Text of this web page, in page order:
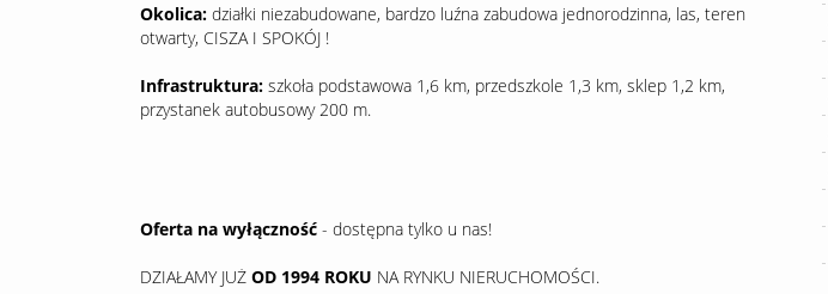
Okolica: działki niezabudowane, bardzo luźna zabudowa jednorodzinna, las, teren
otwarty, CISZA I SPOKÓJ !
Infrastruktura: szkoła podstawowa 1,6 km, przedszkole 1,3 km, sklep 1,2 km,
przystanek autobusowy 200 m.
Oferta na wyłączność - dostępna tylko u nas!
DZIAŁAMY JUŻ OD 1994 ROKU NA RYNKU NIERUCHOMOŚCI.